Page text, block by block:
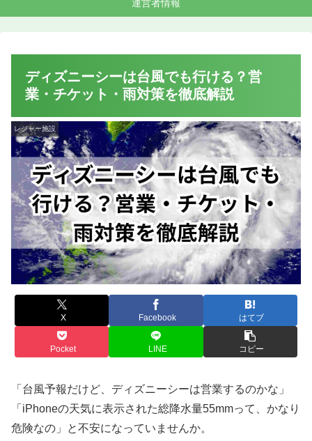
運営者情報
ディズニーシーは台風でも行ける？営
業・チケット・雨対策を徹底解説
レジャー施設
X Facebook はてブ
Pocket LINE コピー
「台風予報だけど、ディズニーシーは営業するのかな」
「iPhoneの天気に表示された総降水量55mmって、かなり
危険なの」と不安になっていませんか。